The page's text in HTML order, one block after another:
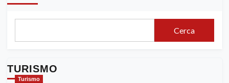
Cerca
TURISMO
Turismo